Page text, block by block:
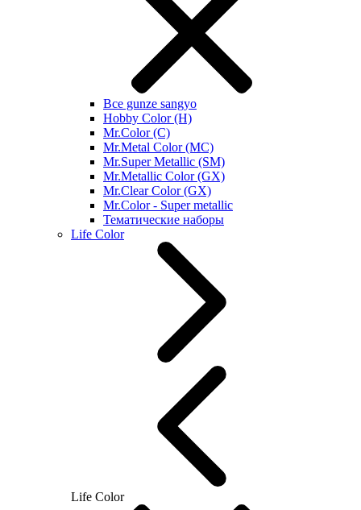
Все gunze sangyo
Hobby Color (H)
Mr.Color (C)
Mr.Metal Color (MC)
Mr.Super Metallic (SM)
Mr.Metallic Color (GX)
Mr.Clear Color (GX)
Mr.Color - Super metallic
Тематические наборы
Life Color
Life Color